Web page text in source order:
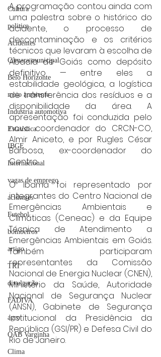
Cultura
politica
Acidentes
Câmara municipal
Belo Horizonte
meio ambiente
Industria automotiva
Estatística
IBGE
Internacional
vagas de emprego
acidentes
Futebol
bombeiros
artigo
TRT
divulgação
FADIVA
agro
OAB Varginha
Clima
A programação contou ainda com
uma palestra sobre o histórico do
acidente, o processo de
descontaminação e os critérios
técnicos que levaram à escolha de
Abadia de Goiás como depósito
definitivo — entre eles a
estabilidade geológica, a logística
de transferência dos resíduos e a
disponibilidade da área. A
apresentação foi conduzida pelo
novo coordenador do CRCN-CO,
Almir Aniceto, e por Rugles César
Barbosa, ex-coordenador do
Centro.
O Ibama foi representado por
integrantes do Centro Nacional de
Emergências Ambientais e
Climáticas (Ceneac) e da Equipe
Técnica de Atendimento a
Emergências Ambientais em Goiás.
Também participaram
representantes da Comissão
Nacional de Energia Nuclear (CNEN),
Ministério da Saúde, Autoridade
Nacional de Segurança Nuclear
(ANSN), Gabinete de Segurança
Institucional da Presidência da
República (GSI/PR) e Defesa Civil do
Rio de Janeiro.